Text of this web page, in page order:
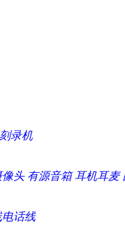
刻录机
像头 有源音箱 耳机耳麦
电话线